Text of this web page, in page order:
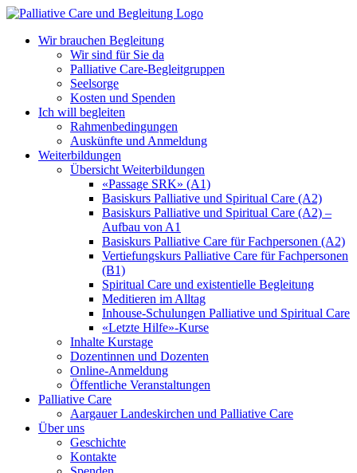
Zum
springenWir brauchen Begleitung
Wir sind für Sie da
Palliative Care-Begleitgruppen
Seelsorge
Kosten und Spenden
Ich will begleiten
Rahmenbedingungen
Auskünfte und Anmeldung
Weiterbildungen
Übersicht Weiterbildungen
«Passage SRK» (A1)
Basiskurs Palliative und Spiritual Care (A2)
Basiskurs Palliative und Spiritual Care (A2) –
Aufbau von A1
Basiskurs Palliative Care für Fachpersonen (A2)
Vertiefungskurs Palliative Care für Fachpersonen
(B1)
Spiritual Care und existentielle Begleitung
Meditieren im Alltag
Inhouse-Schulungen Palliative und Spiritual Care
«Letzte Hilfe»-Kurse
Inhalte Kurstage
Dozentinnen und Dozenten
Online-Anmeldung
Öffentliche Veranstaltungen
Palliative Care
Aargauer Landeskirchen und Palliative Care
Über uns
Geschichte
Kontakte